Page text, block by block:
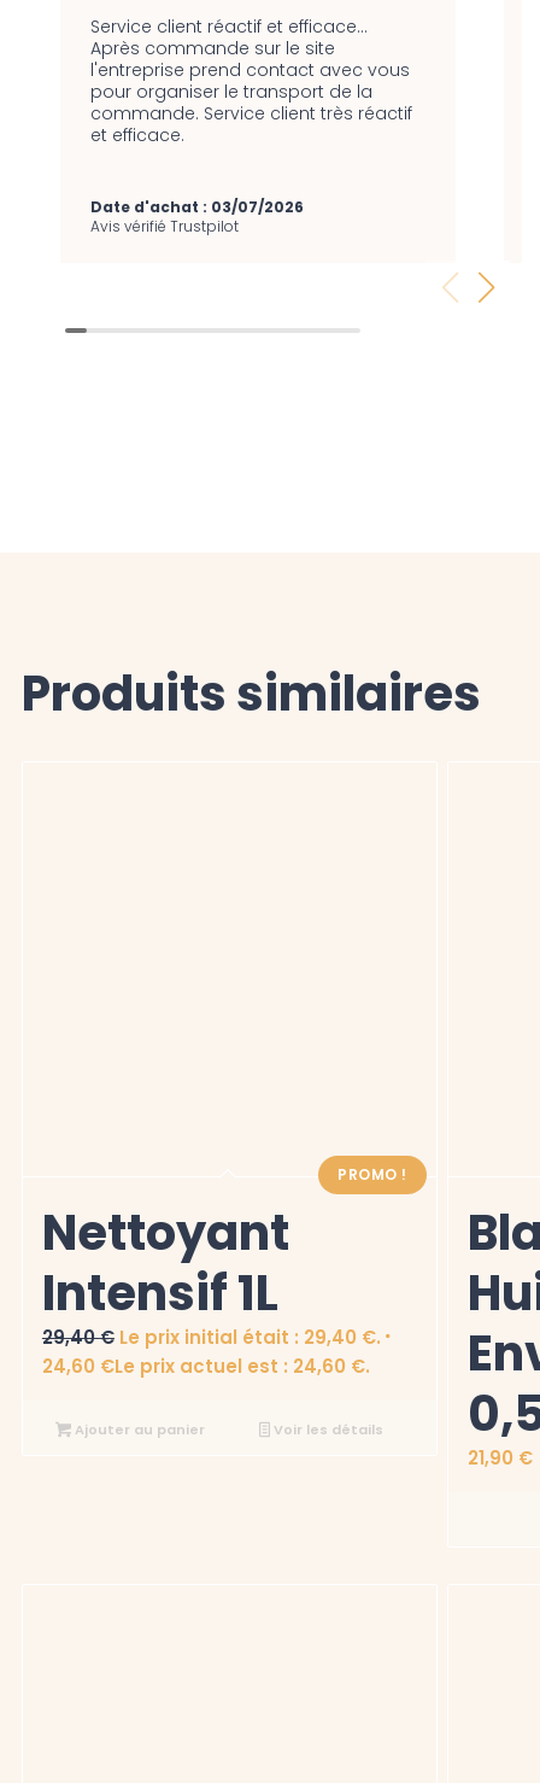
Service client réactif et efficace…
Après commande sur le site
l'entreprise prend contact avec vous
pour organiser le transport de la
commande. Service client très réactif
et efficace.
Date d'achat : 03/07/2026
Avis vérifié Trustpilot
Produits similaires
Nettoyant
Intensif 1L
29,40€ Le prix initial était : 29,40 €.
24,60 €Le prix actuel est : 24,60 €.
PROMO !
Ajouter au panier Voir les détails
21,90 €